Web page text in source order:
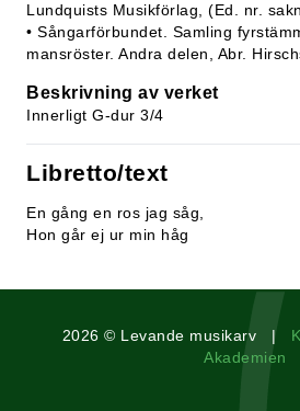
Lundquists Musikförlag, (Ed. nr.
• Sångarförbundet. Samling
mansröster. Andra delen, Abr.
Beskrivning av verket
Innerligt G-dur 3/4
Libretto/text
En gång en ros jag såg,
Hon går ej ur min håg
2026 © Levande musikarv |
Akademien